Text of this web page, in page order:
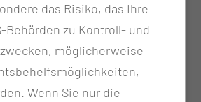
zur Praxisanleiterin
das Risiko, das Ihre
Behörden zu Kontroll- und
möglicherweise
Wenn Sie nur die